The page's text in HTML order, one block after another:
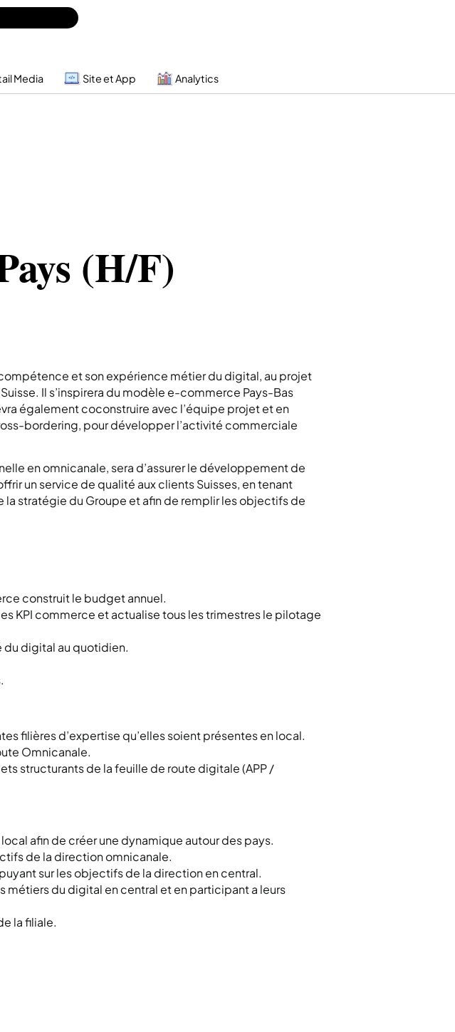
Media Site et App Analytics
(H/F)
et son expérience métier du digital, au projet
Il s’inspirera du modèle e-commerce Pays-Bas
également coconstruire avec l’équipe projet et en
bordering, pour développer l’activité commerciale
en omnicanale, sera d’assurer le développement de
un service de qualité aux clients Suisses, en tenant
stratégie du Groupe et afin de remplir les objectifs de
construit le budget annuel.
KPI commerce et actualise tous les trimestres le pilotage
du digital au quotidien.
filières d’expertise qu’elles soient présentes en local.
Omnicanale.
structurants de la feuille de route digitale (APP /
afin de créer une dynamique autour des pays.
de la direction omnicanale.
sur les objectifs de la direction en central.
métiers du digital en central et en participant a leurs
la filiale.